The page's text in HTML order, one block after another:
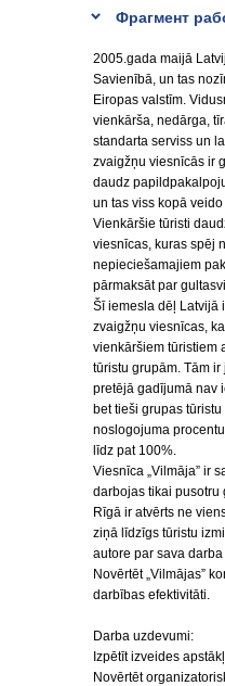
Фрагмент
2005.gada maijā
Savienībā, un tas
Eiropas valstīm.
vienkārša, nedārga,
standarta serviss un
zvaigžņu viesnīcās ir
daudz
un tas viss kopā
Vienkāršie tūristi
viesnīcas, kuras spēj
nepieciešamajiem
pārmaksāt par
Šī iemesla dēļ Latvijā
zvaigžņu viesnīcas,
vienkāršiem tūristiem
tūristu grupām. Tām
pretējā gadījumā nav
bet tieši grupas
noslogojuma
līdz pat 100%.
Viesnīca „Vilmāja” ir
darbojas tikai pusotru
Rīgā ir atvērts ne
ziņā līdzīgs tūristu
autore par sava
Novērtēt „Vilmājas”
darbības efektivitāti.
Darba uzdevumi:
Izpētīt izveides
Novērtēt